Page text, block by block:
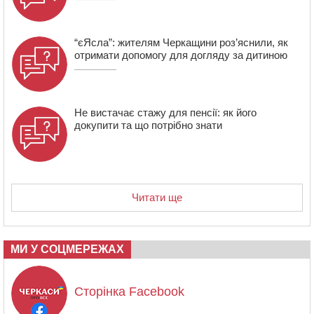
“єЯсла”: жителям Черкащини роз’яснили, як
отримати допомогу для догляду за дитиною
Не вистачає стажу для пенсії: як його
докупити та що потрібно знати
Читати ще
МИ У СОЦМЕРЕЖАХ
Сторінка Facebook